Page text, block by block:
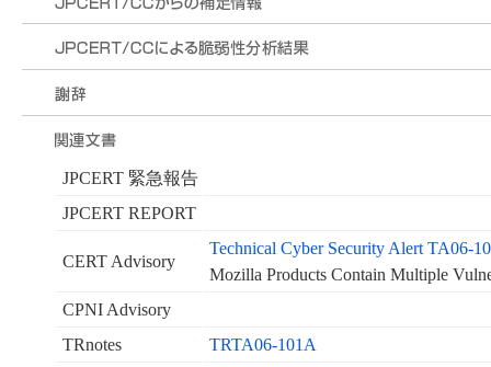
JPCERT 緊急報告
JPCERT REPORT
CERT Advisory
Technical Cyber Security Alert TA06-
Mozilla Products Contain Multiple
CPNI Advisory
TRnotes
TRTA06-101A